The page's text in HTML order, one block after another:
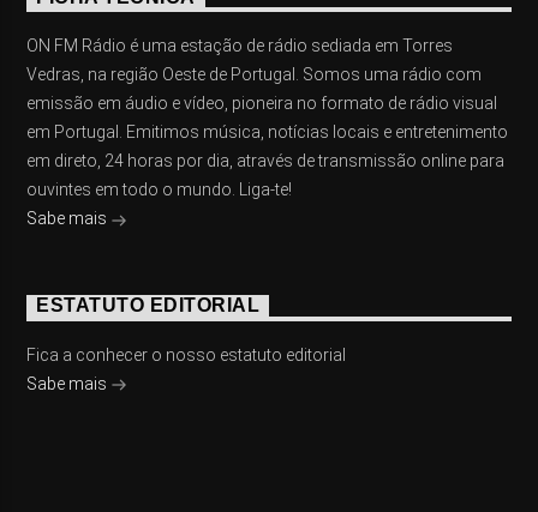
ON FM Rádio é uma estação de rádio sediada em Torres
Vedras, na região Oeste de Portugal. Somos uma rádio com
emissão em áudio e vídeo, pioneira no formato de rádio visual
em Portugal. Emitimos música, notícias locais e entretenimento
em direto, 24 horas por dia, através de transmissão online para
ouvintes em todo o mundo. Liga-te!
Sabe mais
ESTATUTO EDITORIAL
Fica a conhecer o nosso estatuto editorial
Sabe mais